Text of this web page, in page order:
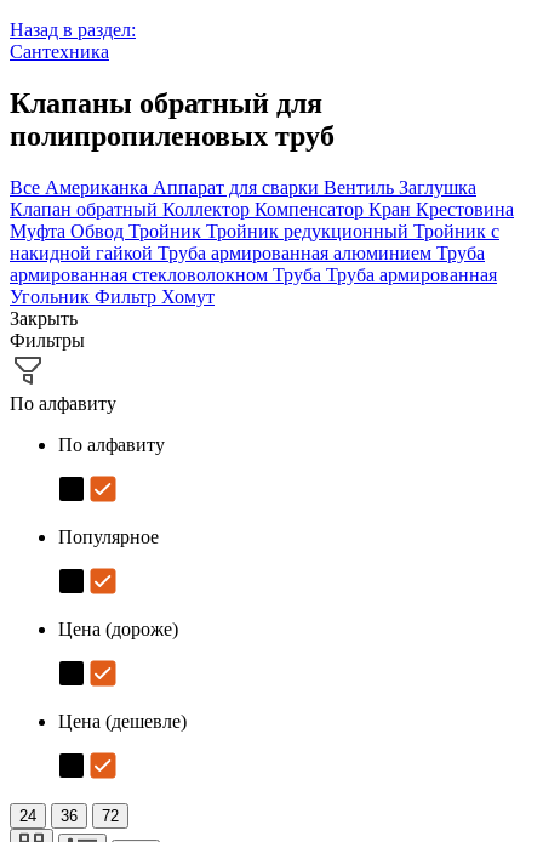
Назад в раздел:
Сантехника
Клапаны обратный для
полипропиленовых труб
Все Американка Аппарат для сварки Вентиль Заглушка
Клапан обратный Коллектор Компенсатор Кран Крестовина
Муфта Обвод Тройник Тройник редукционный Тройник с
накидной гайкой Труба армированная алюминием Труба
армированная стекловолокном Труба Труба армированная
Угольник Фильтр Хомут
Закрыть
Фильтры
По алфавиту
По алфавиту
Популярное
Цена (дороже)
Цена (дешевле)
24 36 72